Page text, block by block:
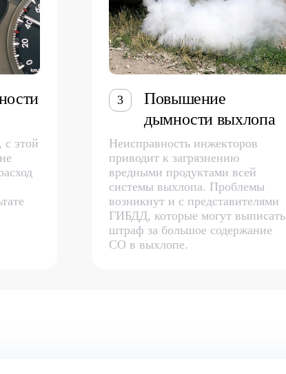
с этой
3
Повышение
дымности выхлопа
Неисправность инжекторов
приводит к загрязнению
вредными продуктами всей
системы выхлопа. Проблемы
возникнут и с представителями
ГИБДД, которые могут выписать
штраф за большое содержание
СО в выхлопе.